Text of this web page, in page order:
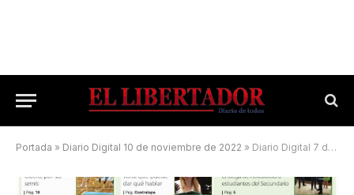
Portada » Diario Digital 10 de noviembre de 2022 » Diario Digital 7 de junio de 2025